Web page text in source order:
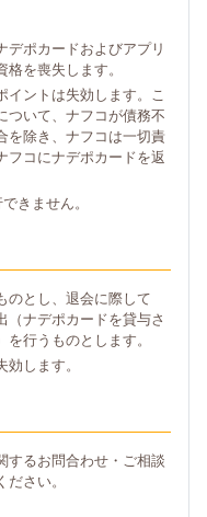
デポカードおよびアプリ
を喪失します。
イントは失効します。こ
ついて、ナフコが債務不
を除き、ナフコは一切責
フコにナデポカードを返
きません。
のとし、退会に際して
（ナデポカードを貸与さ
行うものとします。
します。
するお問合わせ・ご相談
さい。